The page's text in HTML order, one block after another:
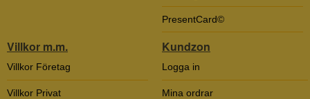
PresentCard©
Villkor m.m.
Villkor Företag
Villkor Privat
Kundzon
Logga in
Mina ordrar